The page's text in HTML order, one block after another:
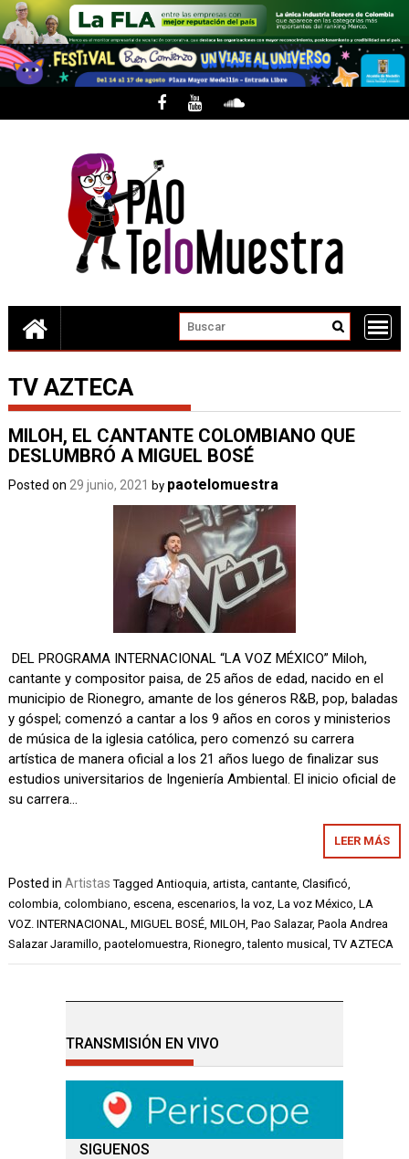
TV AZTECA
MILOH, EL CANTANTE COLOMBIANO QUE
DESLUMBRÓ A MIGUEL BOSÉ
Posted on 29 junio, 2021 by paotelomuestra
DEL PROGRAMA INTERNACIONAL “LA VOZ MÉXICO” Miloh,
cantante y compositor paisa, de 25 años de edad, nacido en el
municipio de Rionegro, amante de los géneros R&B, pop, baladas
y góspel; comenzó a cantar a los 9 años en coros y ministerios
de música de la iglesia católica, pero comenzó su carrera
artística de manera oficial a los 21 años luego de finalizar sus
estudios universitarios de Ingeniería Ambiental. El inicio oficial de
su carrera…
LEER MÁS
Posted inArtistas TaggedAntioquia,artista,cantante,Clasificó,
colombia,colombiano,escena,escenarios, la voz,La voz México,LA
VOZ. INTERNACIONAL,MIGUEL BOSÉ,MILOH,Pao Salazar,Paola Andrea
Salazar Jaramillo,paotelomuestra,Rionegro,talento musical,TV AZTECA
TRANSMISIÓN EN VIVO
SIGUENOS